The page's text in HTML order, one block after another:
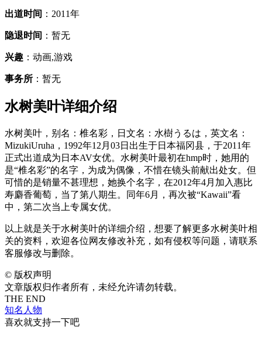
出道时间 ：2011年
隐退时间 ：暂无
兴趣 ：动画,游戏
事务所 ：暂无
水树美叶详细介绍
水树美叶，别名：椎名彩，日文名：水樹うるは，英文名：
MizukiUruha，1992年12月03日出生于日本福冈县，于2011年
正式出道成为日本AV女优。水树美叶最初在hmp时，她用的
是“椎名彩”的名字，为成为偶像，不惜在镜头前献出处女。但
可惜的是销量不甚理想，她换个名字，在2012年4月加入惠比
寿麝香葡萄，当了第八期生。同年6月，再次被“Kawaii”看
中，第二次当上专属女优。
以上就是关于水树美叶的详细介绍，想要了解更多水树美叶相
关的资料，欢迎各位网友修改补充，如有侵权等问题，请联系
客服修改与删除。
© 版权声明
文章版权归作者所有，未经允许请勿转载。
THE END
知名人物
喜欢就支持一下吧